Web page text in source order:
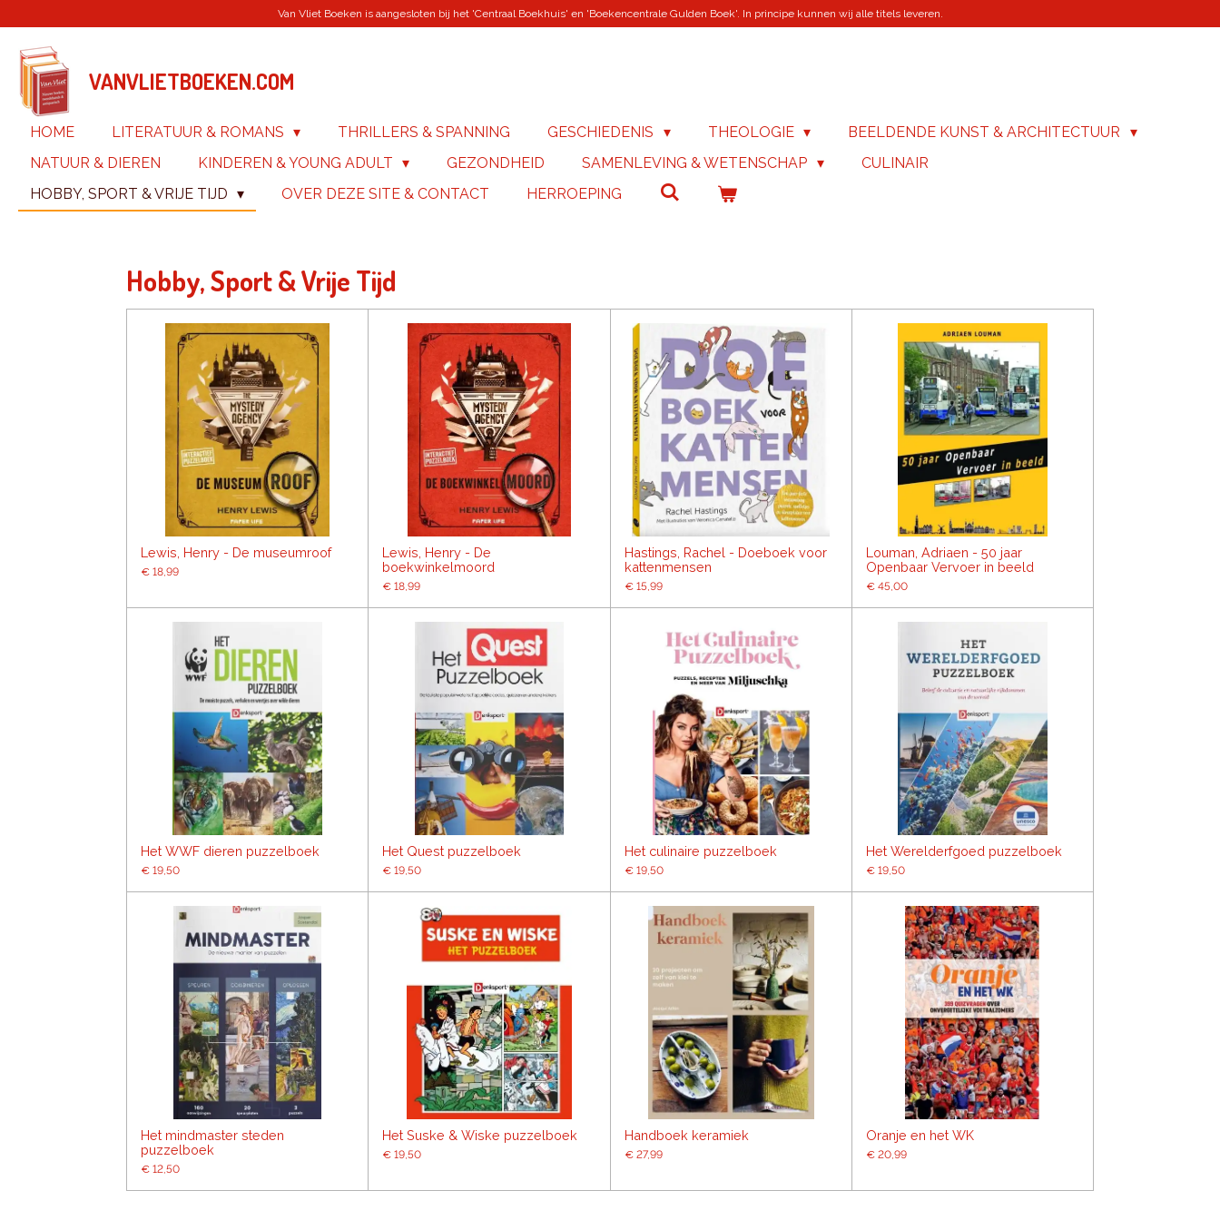
naar
hoofdinhoud
Van Vliet Boeken is aangesloten bij het 'Centraal Boekhuis' en 'Boekencentrale Gulden Boek'. In principe kunnen wij alle titels leveren.
VANVLIETBOEKEN.COM
HOME LITERATUUR & ROMANS THRILLERS & SPANNING GESCHIEDENIS THEOLOGIE
BEELDENDE KUNST & ARCHITECTUUR
NATUUR & DIEREN
KINDEREN & YOUNG ADULT GEZONDHEID SAMENLEVING & WETENSCHAP
CULINAIR
HOBBY, SPORT & VRIJE TIJD
OVER DEZE SITE & CONTACT HERROEPING
Hobby, Sport & Vrije Tijd
Lewis, Henry - De museumroof
€ 18,99
Lewis, Henry - De
boekwinkelmoord
€ 18,99
Hastings, Rachel - Doeboek voor
kattenmensen
€ 15,99
Louman, Adriaen - 50 jaar
Openbaar Vervoer in beeld
€ 45,00
Het WWF dieren puzzelboek
€ 19,50
Het Quest puzzelboek
€ 19,50
Het culinaire puzzelboek
€ 19,50
Het Werelderfgoed puzzelboek
€ 19,50
Het mindmaster steden
puzzelboek
€ 12,50
Het Suske & Wiske puzzelboek
€ 19,50
Handboek keramiek
€ 27,99
Oranje en het WK
€ 20,99